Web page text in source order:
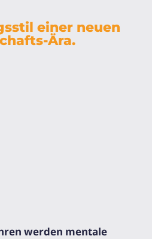
einer neuen
Ära.
werden mentale